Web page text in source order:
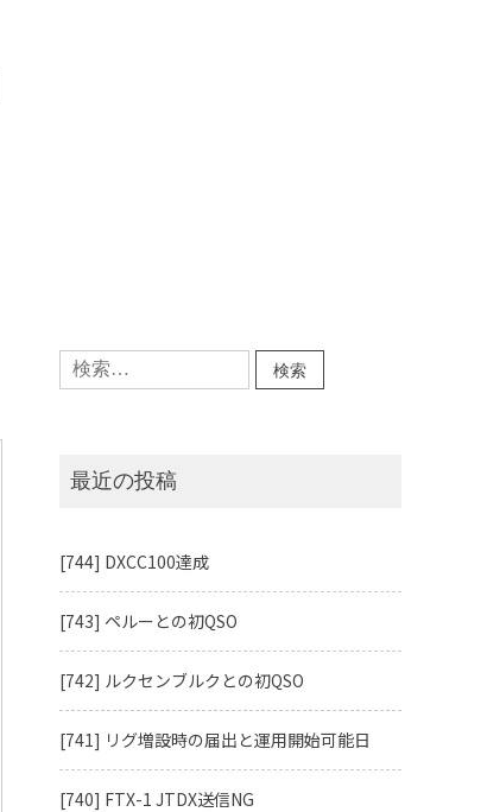
検
索:
最近の投稿
[744] DXCC100達成
[743] ペルーとの初QSO
[742] ルクセンブルクとの初QSO
[741] リグ増設時の届出と運用開始可能日
[740] FTX-1 JTDX送信NG